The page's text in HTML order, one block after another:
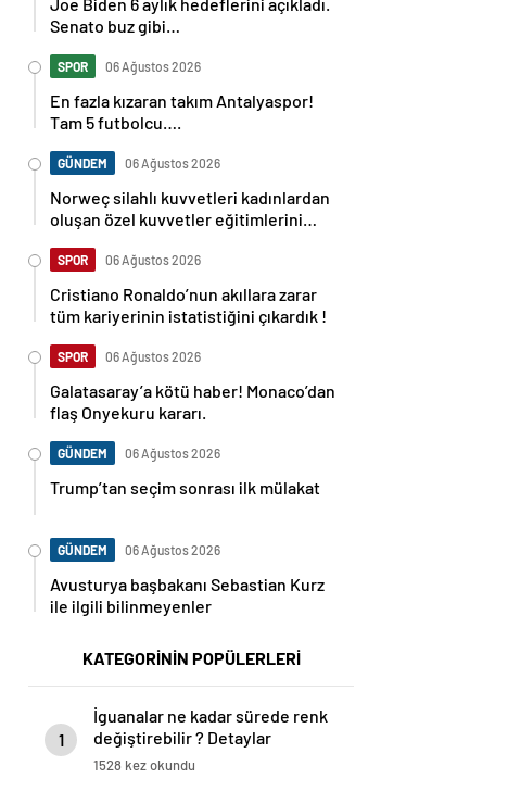
Senato buz gibi…
SPOR 06 Ağustos 2026
En fazla kızaran takım Antalyaspor!
Tam 5 futbolcu….
GÜNDEM 06 Ağustos 2026
Norweç silahlı kuvvetleri kadınlardan
oluşan özel kuvvetler eğitimlerini
SPOR 06 Ağustos 2026
Cristiano Ronaldo’nun akıllara zarar
tüm kariyerinin istatistiğini çıkardık !
SPOR 06 Ağustos 2026
Galatasaray’a kötü haber! Monaco’dan
flaş Onyekuru kararı.
GÜNDEM 06 Ağustos 2026
Trump’tan seçim sonrası ilk mülakat
GÜNDEM 06 Ağustos 2026
Avusturya başbakanı Sebastian Kurz
ile ilgili bilinmeyenler
KATEGORİNİN POPÜLERLERİ
1
İguanalar ne kadar sürede renk
değiştirebilir ? Detaylar
burada…
1528 kez okundu